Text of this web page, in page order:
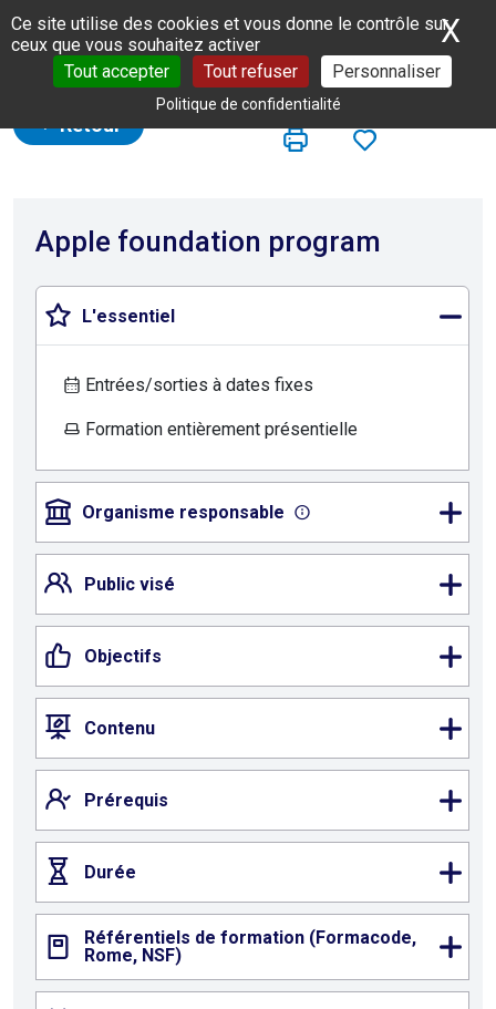
Panneau de gestion des cookies
Ce site utilise des cookies et vous donne le contrôle sur
ceux que vous souhaitez activer
Tout accepter
Tout refuser Personnaliser
Politique de confidentialité
X
Retour
Apple foundation program
L'essentiel
Entrées/sorties à dates fixes
Formation entièrement présentielle
Organisme responsable
Public visé
Objectifs
Contenu
Prérequis
Durée
Référentiels de formation (Formacode,
Rome, NSF)